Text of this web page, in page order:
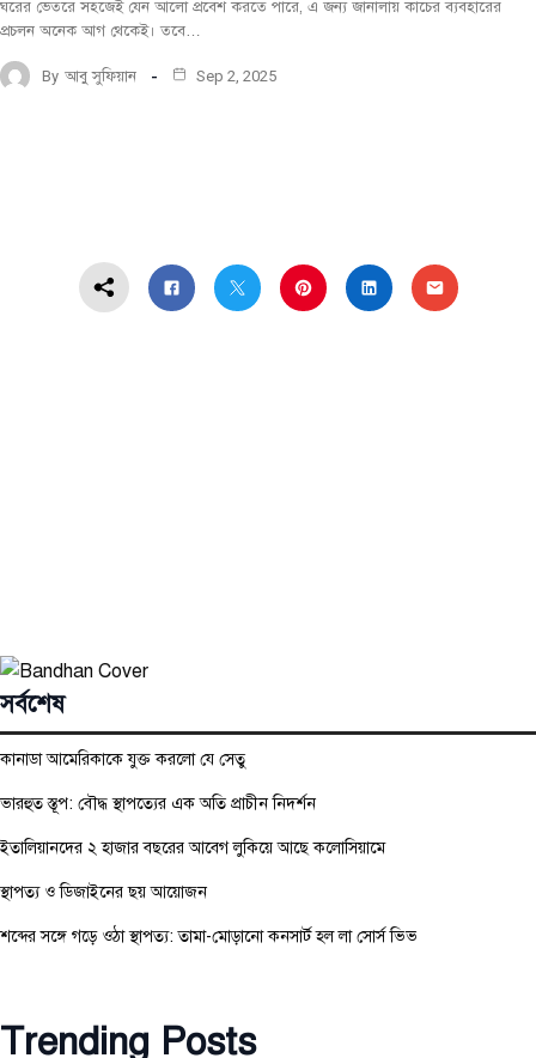
ঘরের ভেতরে সহজেই যেন আলো প্রবেশ করতে পারে, এ জন্য জানালায় কাচের ব্যবহারের
প্রচলন অনেক আগ থেকেই। তবে…
By আবু সুফিয়ান Sep 2, 2025
সর্বশেষ
কানাডা আমেরিকাকে যুক্ত করলো যে সেতু
ভারহুত স্তূপ: বৌদ্ধ স্থাপত্যের এক অতি প্রাচীন নিদর্শন
ইতালিয়ানদের ২ হাজার বছরের আবেগ লুকিয়ে আছে কলোসিয়ামে
স্থাপত্য ও ডিজাইনের ছয় আয়োজন
শব্দের সঙ্গে গড়ে ওঠা স্থাপত্য: তামা-মোড়ানো কনসার্ট হল লা সোর্স ভিভ
Trending Posts